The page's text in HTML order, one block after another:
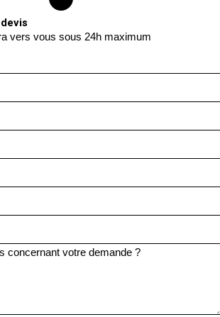
vers vous sous 24h maximum
concernant votre demande ?